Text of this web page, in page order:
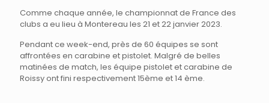
Comme chaque année, le championnat de France des
clubs a eu lieu à Montereau les 21 et 22 janvier 2023.
Pendant ce week-end, près de 60 équipes se sont
affrontées en carabine et pistolet. Malgré de belles
matinées de match, les équipe pistolet et carabine de
Roissy ont fini respectivement 15ème et 14 ème.